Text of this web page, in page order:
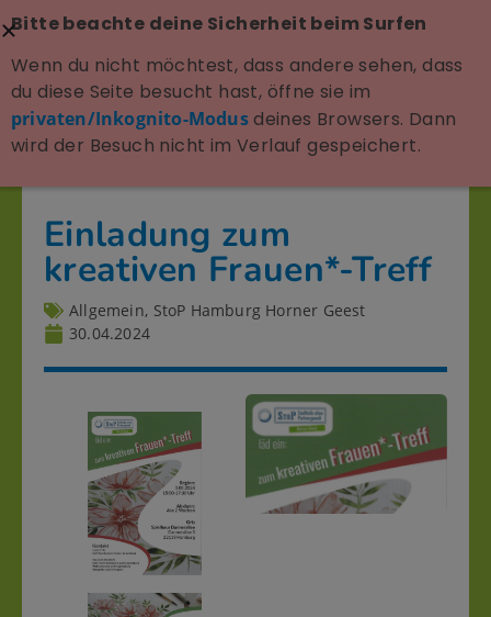
Einladung zum
kreativen Frauen*-Treff
Allgemein, StoP Hamburg Horner Geest
30.04.2024
Bitte beachte deine Sicherheit beim Surfen
Wenn du nicht möchtest, dass andere sehen, dass
du diese Seite besucht hast, öffne sie im
privaten/Inkognito-Modusdeines Browsers. Dann
wird der Besuch nicht im Verlauf gespeichert.